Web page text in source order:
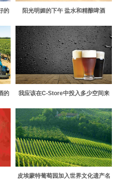
的
阳光明媚的下午 盐水和精酿啤酒
的
我应该在C-Store中投入多少空间来
皮埃蒙特葡萄园加入世界文化遗产名